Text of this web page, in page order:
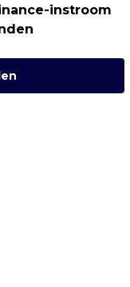
instroom